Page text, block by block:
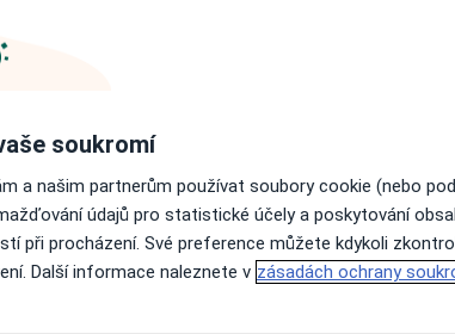
Dnes Zítra Po
10 Srpen
Út
11
soukromí
a našim partnerům používat soubory cookie (nebo
údajů pro statistické účely a poskytování
při procházení. Své preference můžete kdykoli
Další informace naleznete v zásadách ochrany